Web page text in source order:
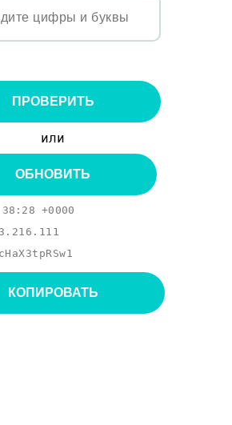
ПРОВЕРИТЬ
или
ОБНОВИТЬ
+0000
КОПИРОВАТЬ